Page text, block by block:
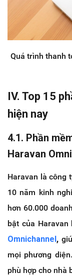
Quá trình thanh
IV. Top 15
hiện nay
4.1. Phần
Haravan
Haravan là công
10 năm kinh
hơn 60.000
bật của
Omnichannel,
mọi phương
phù hợp cho nhà